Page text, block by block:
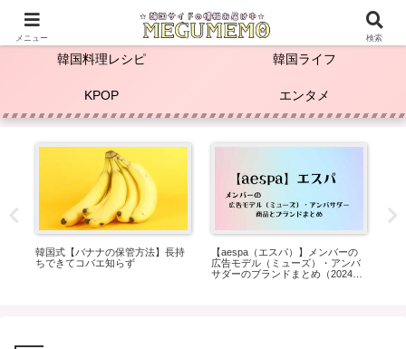
☆KPOP推し活＆韓国料理レシピ☆
韓国料理レシピ 韓国ライフ
KPOP エンタメ
韓国式【バナナの保管方法】長持
ちできてコバエ知らず
【aespa（エスパ）】メンバーの
広告モデル（ミューズ）・アンバ
サダーのブランドまとめ（2024年
メニュー 検索